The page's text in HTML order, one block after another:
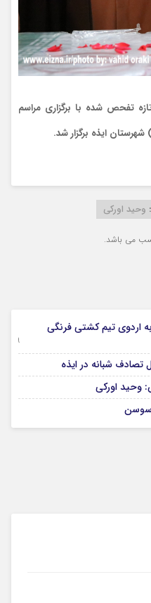
تفحص شده با برگزاری مراسم
ایذه برگزار شد.
وحید اورکی
می باشد.
دعوت 8 ایذه ای به اردوی تیم کشتی فرنگی
09 جولای 2026